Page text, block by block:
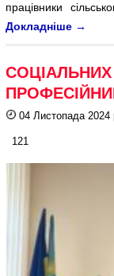
працівники
Докладніше →
СОЦІАЛЬНИХ
04 Листопада 2024
121